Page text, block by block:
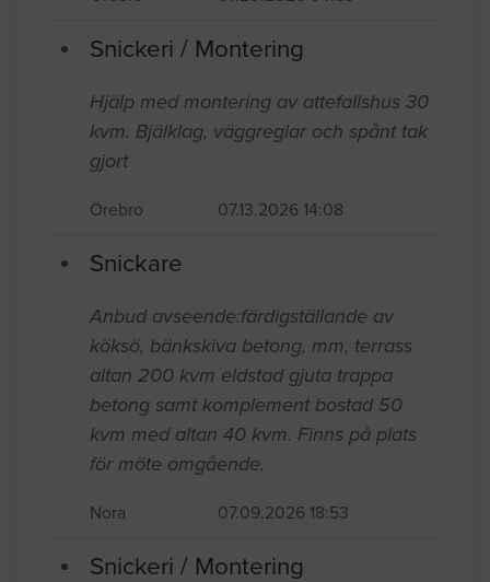
Snickeri / Montering
Hjälp med montering av attefallshus 30
kvm. Bjälklag, väggreglar och spånt tak
gjort
Örebro 07.13.2026 14:08
Snickare
Anbud avseende:färdigställande av
köksö, bänkskiva betong, mm, terrass
altan 200 kvm eldstad gjuta trappa
betong samt komplement bostad 50
kvm med altan 40 kvm. Finns på plats
för möte omgående.
Nora 07.09.2026 18:53
Snickeri / Montering